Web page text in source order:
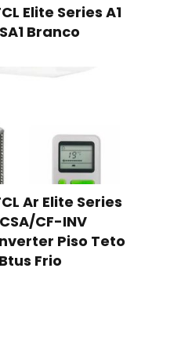
Elite Series A1
Branco
Ar Elite Series
CF-INV
Piso Teto
Frio